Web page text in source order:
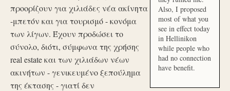
προορίζουν για χιλιάδες νέα ακίνητα
-μπετόν και για τουρισμό - κονόμα
των λίγων. Έχουν προδώσει το
σύνολο, διότι, σύμφωνα της χρήσης
real estate και των χιλιάδων νέων
ακινήτων - γενικευμένο ξεπούλημα
της έκτασης - γιατί δεν
Also, I proposed
most of what you
see in effect today
in Hellinikon
while people who
had no connection
have benefit.